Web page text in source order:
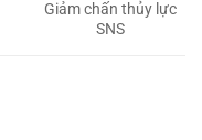
Giảm chấn thủy lực
SNS